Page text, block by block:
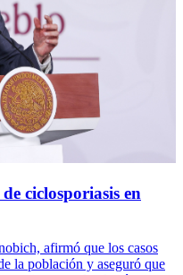
ciclosporiasis en
afirmó que los casos
la población y aseguró que